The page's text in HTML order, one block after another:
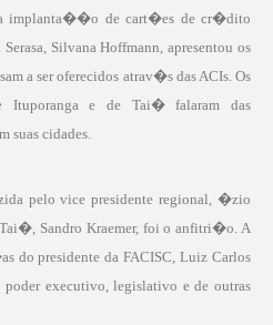
implanta��o de cart�es de cr�dito
Silvana Hoffmann, apresentou os
a ser oferecidos atrav�s das ACIs. Os
Ituporanga e de Tai� falaram das
suas cidades.
pelo vice presidente regional, �zio
Sandro Kraemer, foi o anfitri�o. A
do presidente da FACISC, Luiz Carlos
poder executivo, legislativo e de outras